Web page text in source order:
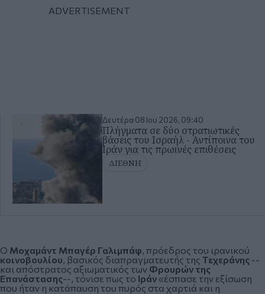
Δευτέρα 08 Ιου 2026, 09:40
Πλήγματα σε δύο στρατιωτικές
βάσεις του Ισραήλ - Αντίποινα του
Ιράν για τις πρωινές επιθέσεις
ΔΙΕΘΝΗ
Ο Μοχαμάντ Μπαγέρ Γαλιμπάφ, πρόεδρος του ιρανικού
κοινοβουλίου, βασικός διαπραγματευτής της Τεχεράνης --
και απόστρατος αξιωματικός των Φρουρών της
Επανάστασης--, τόνισε πως το Ιράν«έσπασε την εξίσωση
που ήταν η κατάπαυση του πυρός στα χαρτιά και η